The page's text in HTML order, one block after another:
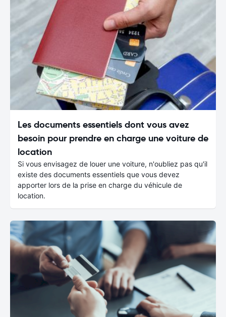
Les documents essentiels dont vous avez
besoin pour prendre en charge une voiture de
location
Si vous envisagez de louer une voiture, n'oubliez pas qu'il
existe des documents essentiels que vous devez
apporter lors de la prise en charge du véhicule de
location.